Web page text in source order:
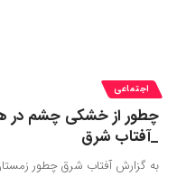
اجتماعی
چطور از خشکی چشم در
_آفتاب شرق
به گزارش آفتاب شرق چطور